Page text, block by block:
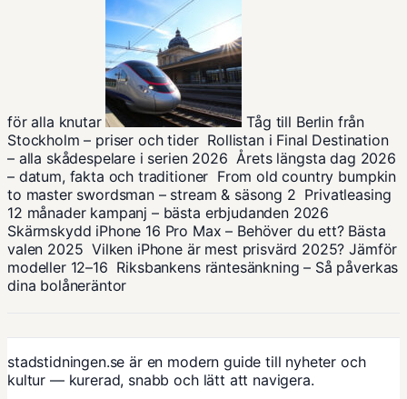
för alla knutar
Tåg till Berlin från
Stockholm – priser och tider Rollistan i Final Destination
– alla skådespelare i serien 2026 Årets längsta dag 2026
– datum, fakta och traditioner From old country bumpkin
to master swordsman – stream & säsong 2 Privatleasing
12 månader kampanj – bästa erbjudanden 2026
Skärmskydd iPhone 16 Pro Max – Behöver du ett? Bästa
valen 2025 Vilken iPhone är mest prisvärd 2025? Jämför
modeller 12–16 Riksbankens räntesänkning – Så påverkas
dina bolåneräntor
stadstidningen.se är en modern guide till nyheter och
kultur — kurerad, snabb och lätt att navigera.